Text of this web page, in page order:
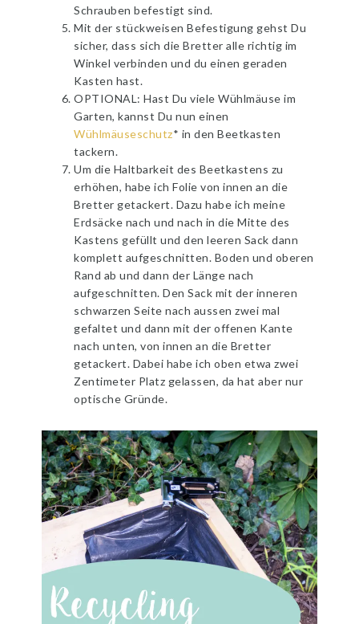
Schrauben befestigt sind.
Mit der stückweisen Befestigung gehst Du
sicher, dass sich die Bretter alle richtig im
Winkel verbinden und du einen geraden
Kasten hast.
OPTIONAL: Hast Du viele Wühlmäuse im
Garten, kannst Du nun einen
Wühlmäuseschutz* in den Beetkasten
tackern.
Um die Haltbarkeit des Beetkastens zu
erhöhen, habe ich Folie von innen an die
Bretter getackert. Dazu habe ich meine
Erdsäcke nach und nach in die Mitte des
Kastens gefüllt und den leeren Sack dann
komplett aufgeschnitten. Boden und oberen
Rand ab und dann der Länge nach
aufgeschnitten. Den Sack mit der inneren
schwarzen Seite nach aussen zwei mal
gefaltet und dann mit der offenen Kante
nach unten, von innen an die Bretter
getackert. Dabei habe ich oben etwa zwei
Zentimeter Platz gelassen, da hat aber nur
optische Gründe.